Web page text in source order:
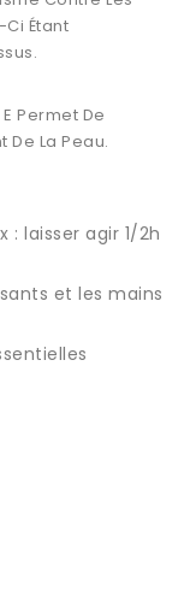
Étant
Permet De
La Peau.
: laisser agir 1/2h
et les mains